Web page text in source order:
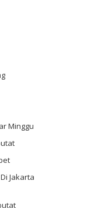
Minggu
Jakarta